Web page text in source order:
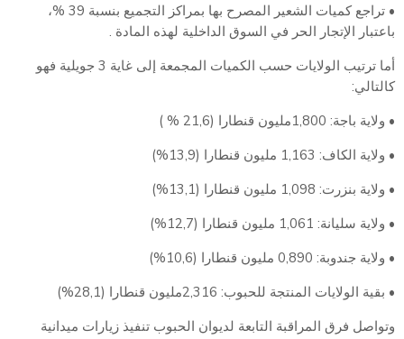
• تراجع كميات الشعير المصرح بها بمراكز التجميع بنسبة 39 %،
باعتبار الإتجار الحر في السوق الداخلية لهذه المادة .
أما ترتيب الولايات حسب الكميات المجمعة إلى غاية 3 جويلية فهو
كالتالي:
• ولاية باجة: 1,800مليون قنطارا (21,6 % )
• ولاية الكاف: 1,163 مليون قنطارا (13,9%)
• ولاية بنزرت: 1,098 مليون قنطارا (13,1%)
• ولاية سليانة: 1,061 مليون قنطارا (12,7%)
• ولاية جندوبة: 0,890 مليون قنطارا (10,6%)
• بقية الولايات المنتجة للحبوب: 2,316مليون قنطارا (28,1%)
وتواصل فرق المراقبة التابعة لديوان الحبوب تنفيذ زيارات ميدانية